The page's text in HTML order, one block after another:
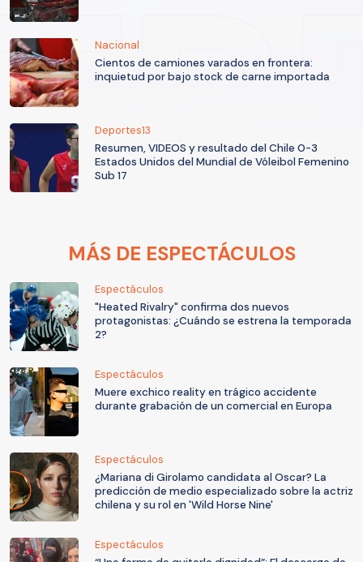
Nacional
Cientos de camiones varados en frontera:
inquietud por bajo stock de carne importada
Deportes13
Resumen, VIDEOS y resultado del Chile 0-3
Estados Unidos del Mundial de Vóleibol Femenino
Sub 17
MÁS DE ESPECTÁCULOS
Espectáculos
"Heated Rivalry" confirma dos nuevos
protagonistas: ¿Cuándo se estrena la temporada
2?
Espectáculos
Muere exchico reality en trágico accidente
durante grabación de un comercial en Europa
Espectáculos
¿Mariana di Girolamo candidata al Oscar? La
predicción de medio especializado sobre la actriz
chilena y su rol en 'Wild Horse Nine'
Espectáculos